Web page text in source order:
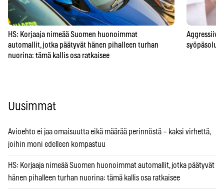
HS: Korjaaja nimeää Suomen huonoimmat
automallit, jotka päätyvät hänen pihalleen turhan
nuorina: tämä kallis osa ratkaisee
syöpäsolun
Uusimmat
Avioehto ei jaa omaisuutta eikä määrää perinnöstä – kaksi virhettä,
joihin moni edelleen kompastuu
HS: Korjaaja nimeää Suomen huonoimmat automallit, jotka päätyvät
hänen pihalleen turhan nuorina: tämä kallis osa ratkaisee